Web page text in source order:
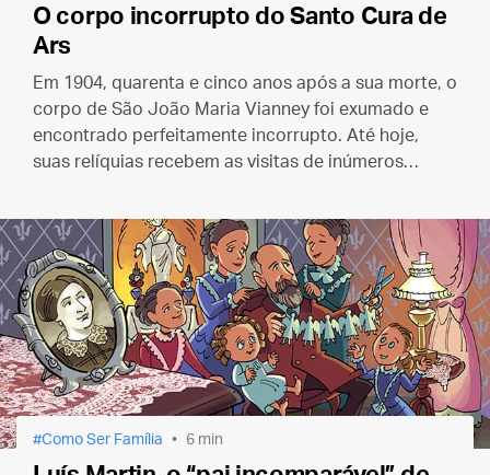
O corpo incorrupto do Santo Cura de
Ars
Em 1904, quarenta e cinco anos após a sua morte, o
corpo de São João Maria Vianney foi exumado e
encontrado perfeitamente incorrupto. Até hoje,
suas relíquias recebem as visitas de inúmeros
Como Ser Família 6 min